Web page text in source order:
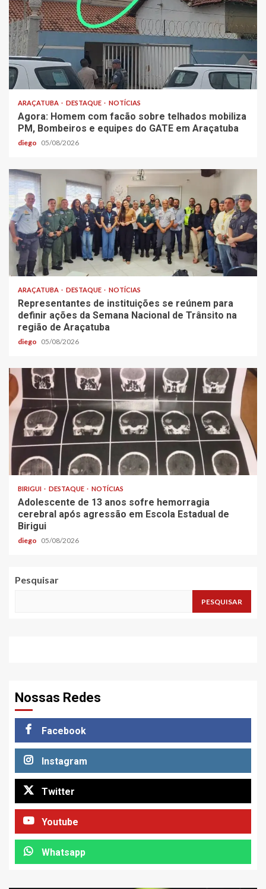
ARAÇATUBA DESTAQUE NOTÍCIAS
Agora: Homem com facão sobre telhados mobiliza
PM, Bombeiros e equipes do GATE em Araçatuba
diego 05/08/2026
ARAÇATUBA DESTAQUE NOTÍCIAS
Representantes de instituições se reúnem para
definir ações da Semana Nacional de Trânsito na
região de Araçatuba
diego 05/08/2026
BIRIGUI DESTAQUE NOTÍCIAS
Adolescente de 13 anos sofre hemorragia
cerebral após agressão em Escola Estadual de
Birigui
diego 05/08/2026
Pesquisar
PESQUISAR
Nossas Redes
Facebook
Instagram
Twitter
Youtube
Whatsapp